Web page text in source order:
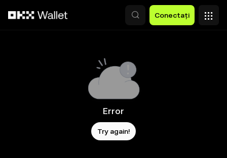
Conectați
Error
Try again!